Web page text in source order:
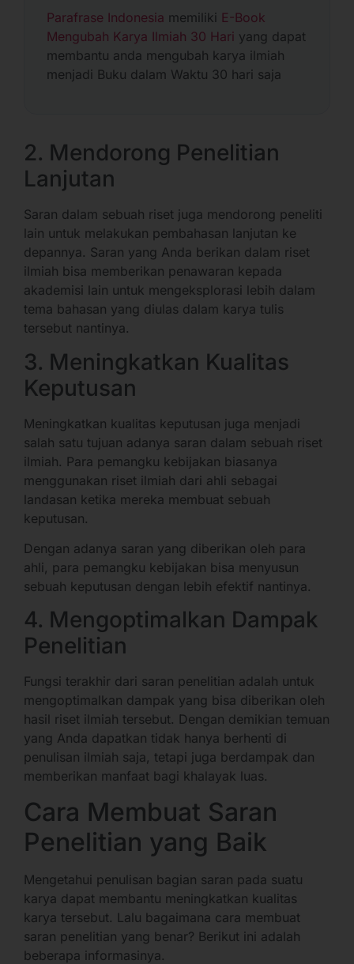
Parafrase Indonesia memiliki E-Book
Mengubah Karya Ilmiah 30 Hari yang dapat
membantu anda mengubah karya ilmiah
menjadi Buku dalam Waktu 30 hari saja
2. Mendorong Penelitian
Lanjutan
Saran dalam sebuah riset juga mendorong peneliti
lain untuk melakukan pembahasan lanjutan ke
depannya. Saran yang Anda berikan dalam riset
ilmiah bisa memberikan penawaran kepada
akademisi lain untuk mengeksplorasi lebih dalam
tema bahasan yang diulas dalam karya tulis
tersebut nantinya.
3. Meningkatkan Kualitas
Keputusan
Meningkatkan kualitas keputusan juga menjadi
salah satu tujuan adanya saran dalam sebuah riset
ilmiah. Para pemangku kebijakan biasanya
menggunakan riset ilmiah dari ahli sebagai
landasan ketika mereka membuat sebuah
keputusan.
Dengan adanya saran yang diberikan oleh para
ahli, para pemangku kebijakan bisa menyusun
sebuah keputusan dengan lebih efektif nantinya.
4. Mengoptimalkan Dampak
Penelitian
Fungsi terakhir dari saran penelitian adalah untuk
mengoptimalkan dampak yang bisa diberikan oleh
hasil riset ilmiah tersebut. Dengan demikian temuan
yang Anda dapatkan tidak hanya berhenti di
penulisan ilmiah saja, tetapi juga berdampak dan
memberikan manfaat bagi khalayak luas.
Cara Membuat Saran
Penelitian yang Baik
Mengetahui penulisan bagian saran pada suatu
karya dapat membantu meningkatkan kualitas
karya tersebut. Lalu bagaimana cara membuat
saran penelitian yang benar? Berikut ini adalah
beberapa informasinya.